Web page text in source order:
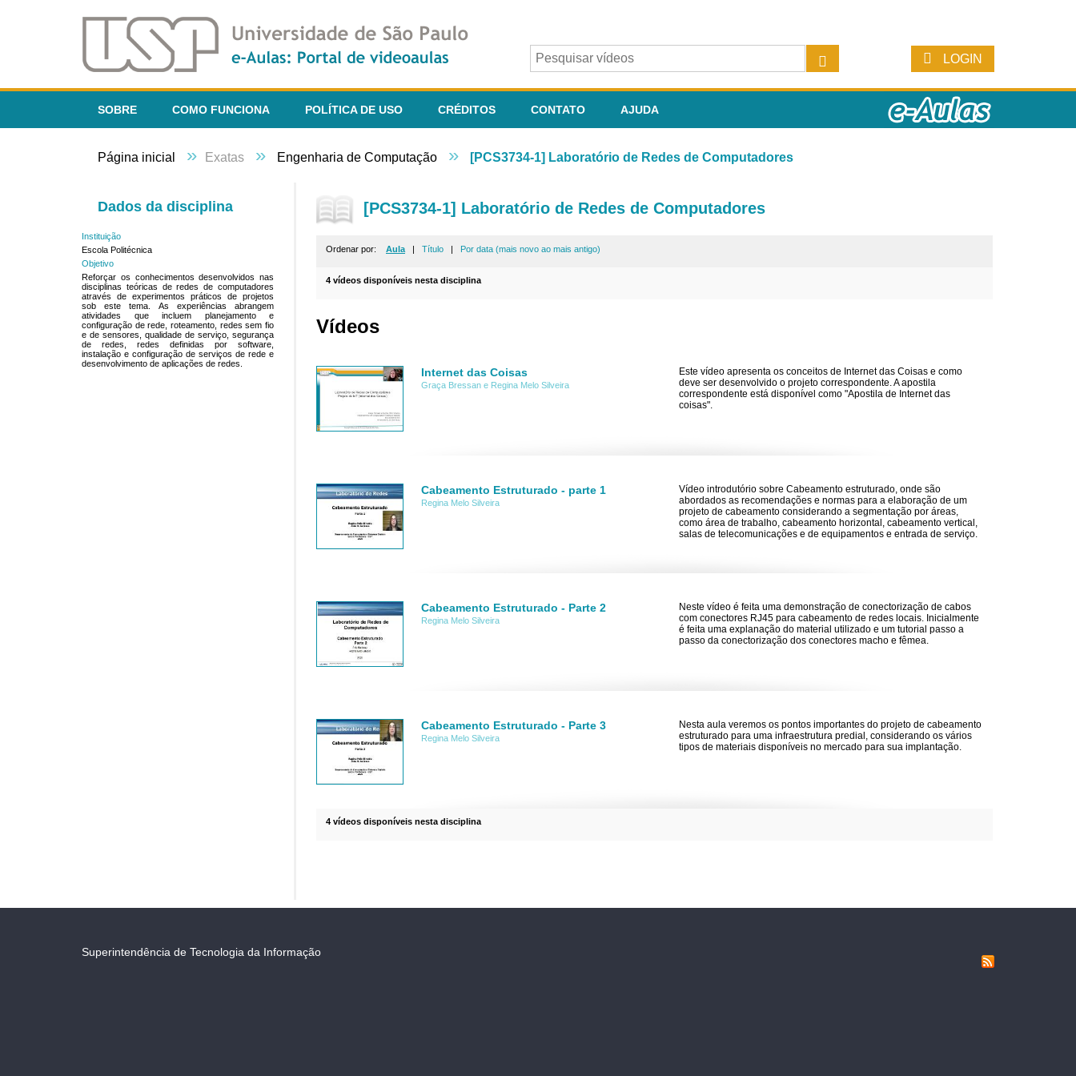
LOGIN
SOBRE COMO FUNCIONA POLÍTICA DE USO CRÉDITOS CONTATO AJUDA
Página inicial » Exatas » Engenharia de Computação » [PCS3734-1] Laboratório de Redes de Computadores
Dados da disciplina
Instituição
Escola Politécnica
Objetivo
Reforçar os conhecimentos desenvolvidos nas
disciplinas teóricas de redes de computadores
através de experimentos práticos de projetos
sob este tema. As experiências abrangem
atividades que incluem planejamento e
configuração de rede, roteamento, redes sem fio
e de sensores, qualidade de serviço, segurança
de redes, redes definidas por software,
instalação e configuração de serviços de rede e
desenvolvimento de aplicações de redes.
[PCS3734-1] Laboratório de Redes de Computadores
Ordenar por: Aula | Título | Por data (mais novo ao mais antigo)
4 vídeos disponíveis nesta disciplina
Vídeos
Internet das Coisas
Graça Bressan e Regina Melo Silveira
Este vídeo apresenta os conceitos de Internet das Coisas e como
deve ser desenvolvido o projeto correspondente. A apostila
correspondente está disponível como "Apostila de Internet das
coisas".
Cabeamento Estruturado - parte 1
Regina Melo Silveira
Vídeo introdutório sobre Cabeamento estruturado, onde são
abordados as recomendações e normas para a elaboração de um
projeto de cabeamento considerando a segmentação por áreas,
como área de trabalho, cabeamento horizontal, cabeamento vertical,
salas de telecomunicações e de equipamentos e entrada de serviço.
Cabeamento Estruturado - Parte 2
Regina Melo Silveira
Neste vídeo é feita uma demonstração de conectorização de cabos
com conectores RJ45 para cabeamento de redes locais. Inicialmente
é feita uma explanação do material utilizado e um tutorial passo a
passo da conectorização dos conectores macho e fêmea.
Cabeamento Estruturado - Parte 3
Regina Melo Silveira
Nesta aula veremos os pontos importantes do projeto de cabeamento
estruturado para uma infraestrutura predial, considerando os vários
tipos de materiais disponíveis no mercado para sua implantação.
4 vídeos disponíveis nesta disciplina
Superintendência de Tecnologia da Informação